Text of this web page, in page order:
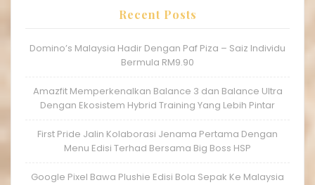
Recent Posts
Domino’s Malaysia Hadir Dengan Paf Piza – Saiz Individu
Bermula RM9.90
Amazfit Memperkenalkan Balance 3 dan Balance Ultra
Dengan Ekosistem Hybrid Training Yang Lebih Pintar
First Pride Jalin Kolaborasi Jenama Pertama Dengan
Menu Edisi Terhad Bersama Big Boss HSP
Google Pixel Bawa Plushie Edisi Bola Sepak Ke Malaysia